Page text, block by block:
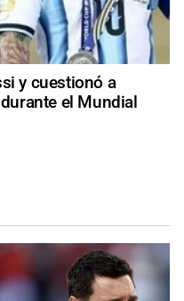
y cuestionó a
el Mundial